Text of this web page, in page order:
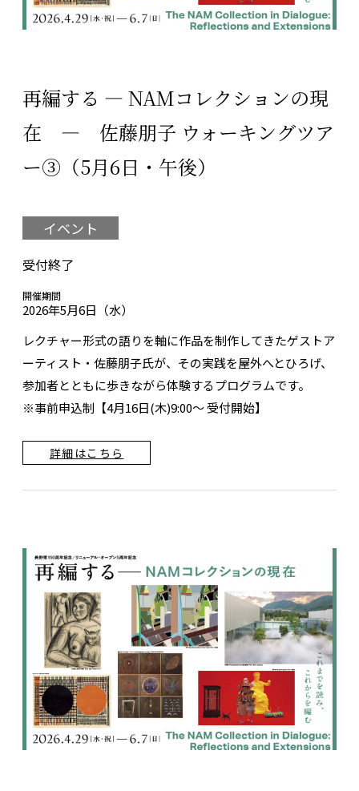
再編する ― NAMコレクションの現
在 ― 佐藤朋子 ウォーキングツア
ー③（5月6日・午後）
イベント
受付終了
開催期間
2026年5月6日（水）
レクチャー形式の語りを軸に作品を制作してきたゲストア
ーティスト・佐藤朋子氏が、その実践を屋外へとひろげ、
参加者とともに歩きながら体験するプログラムです。
※事前申込制【4月16日(木)9:00～ 受付開始】
詳細はこちら